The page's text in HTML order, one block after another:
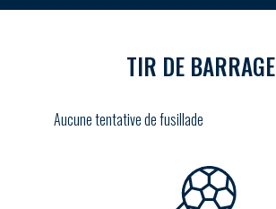
TIR DE BARRAGE
Aucune tentative de fusillade